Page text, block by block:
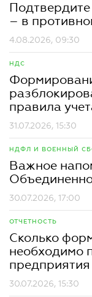
Подтвердите
– в
4.08.2026, 09:30
НДС
правила
31.07.2026, 15:30
НДФЛ И ВОЕННЫЙ
Важное
30.07.2026, 17:00
ОТЧЕТНОСТЬ
Сколько
необходимо
предприятия
30.07.2026, 15:30